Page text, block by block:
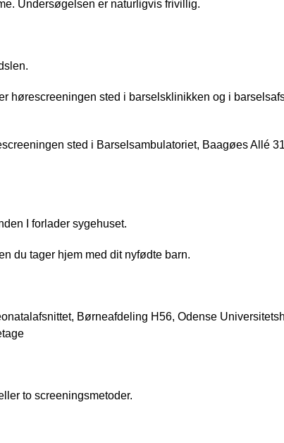
Undersøgelsen er naturligvis frivillig.
hørescreeningen sted i barselsklinikken og i
sted i Barselsambulatoriet, Baagøes Allé
I forlader sygehuset.
du tager hjem med dit nyfødte barn.
Børneafdeling H56, Odense
to screeningsmetoder.